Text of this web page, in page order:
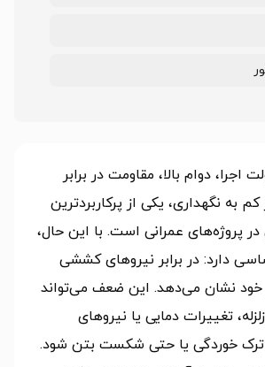
اجرا، دوام بالا، مقاومت در برابر
به نگهداری، یکی از پرکاربردترین
پروژه‌های عمرانی است. با این حال،
دارد: در برابر نیروهای کششی
خود نشان می‌دهد. این ضعف می‌تواند
تغییرات دمایی یا نیروهای
ترک خوردگی یا حتی شکست بتن شود.